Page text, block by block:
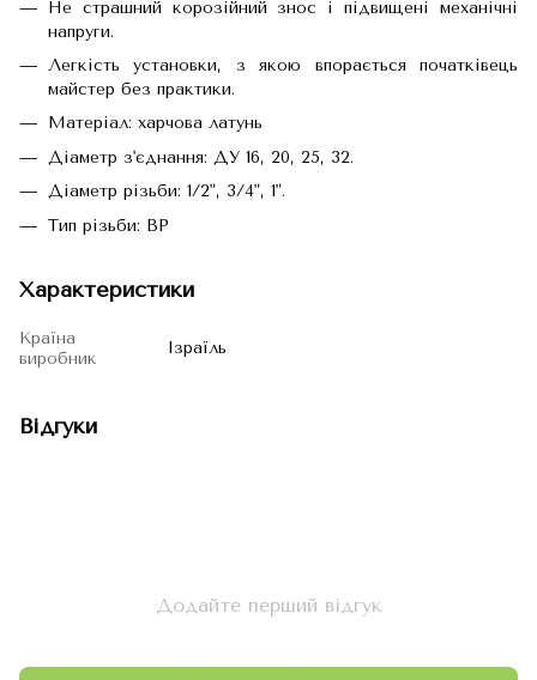
Не страшний корозійний знос і підвищені механічні
напруги.
Легкість установки, з якою впорається початківець
майстер без практики.
Матеріал: харчова латунь
Діаметр з'єднання: ДУ 16, 20, 25, 32.
Діаметр різьби: 1/2", 3/4", 1".
Тип різьби: ВР
Характеристики
Країна
виробник
Ізраїль
Відгуки
Додайте перший відгук